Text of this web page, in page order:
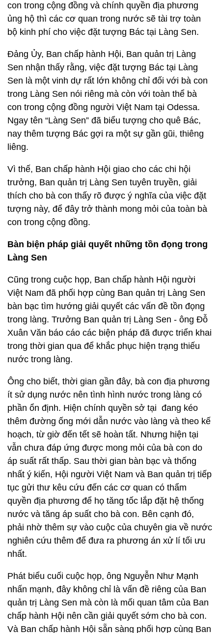
con trong cộng đồng và chính quyền địa phương
ủng hộ thì các cơ quan trong nước sẽ tài trợ toàn
bộ kinh phí cho việc đặt tượng Bác tại Làng Sen.
Đảng Ủy, Ban chấp hành Hội, Ban quản trị Làng
Sen nhận thấy rằng, việc đặt tượng Bác tại Làng
Sen là một vinh dự rất lớn không chỉ đối với bà con
trong Làng Sen nói riêng mà còn với toàn thể bà
con trong cộng đồng người Việt Nam tại Odessa.
Ngay tên “Làng Sen” đã biểu tượng cho quê Bác,
nay thêm tượng Bác gợi ra một sự gần gũi, thiêng
liêng.
Vì thế, Ban chấp hành Hội giao cho các chi hội
trưởng, Ban quản trị Làng Sen tuyên truyền, giải
thích cho bà con thấy rõ được ý nghĩa của việc đặt
tượng này, để đây trở thành mong mỏi của toàn bà
con trong cộng đồng.
Bàn biện pháp giải quyết những tồn đọng trong
Làng Sen
Cũng trong cuộc họp, Ban chấp hành Hội người
Việt Nam đã phối hợp cùng Ban quản trị Làng Sen
bàn bạc tìm hướng giải quyết các vấn đề tồn đọng
trong làng. Trưởng Ban quản trị Làng Sen - ông Đỗ
Xuân Văn báo cáo các biện pháp đã được triển khai
trong thời gian qua để khắc phục hiện trạng thiếu
nước trong làng.
Ông cho biết, thời gian gần đây, bà con địa phương
ít sử dụng nước nên tình hình nước trong làng có
phần ổn định. Hiện chính quyền sở tại đang kéo
thêm đường ống mới dẫn nước vào làng và theo kế
hoạch, từ giờ đến tết sẽ hoàn tất. Nhưng hiện tại
vẫn chưa đáp ứng được mong mỏi của bà con do
áp suất rất thấp. Sau thời gian bàn bạc và thống
nhất ý kiến, Hội người Việt Nam và Ban quản trị tiếp
tục gửi thư kêu cứu đến các cơ quan có thẩm
quyền địa phương để họ tăng tốc lắp đặt hệ thống
nước và tăng áp suất cho bà con. Bên cạnh đó,
phải nhờ thêm sự vào cuộc của chuyên gia về nước
nghiên cứu thêm để đưa ra phương án xử lí tối ưu
nhất.
Phát biểu cuối cuộc họp, ông Nguyễn Như Mạnh
nhấn mạnh, đây không chỉ là vấn đề riêng của Ban
quản trị Làng Sen mà còn là mối quan tâm của Ban
chấp hành Hội nên cần giải quyết sớm cho bà con.
Và Ban chấp hành Hội sẵn sàng phối hợp cùng Ban